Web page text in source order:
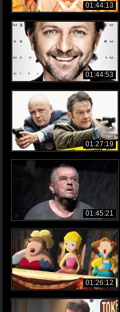
01:44:13
01:44:53
01:27:19
01:45:21
01:26:12